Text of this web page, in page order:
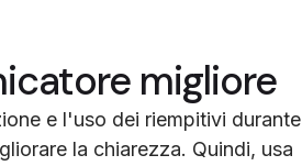
migliore
e l'uso dei riempitivi durante
la chiarezza. Quindi, usa